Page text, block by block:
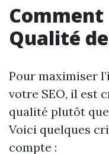
Comment
Qualité
Pour maximiser
votre SEO, il est
qualité plutôt
Voici quelques
compte :